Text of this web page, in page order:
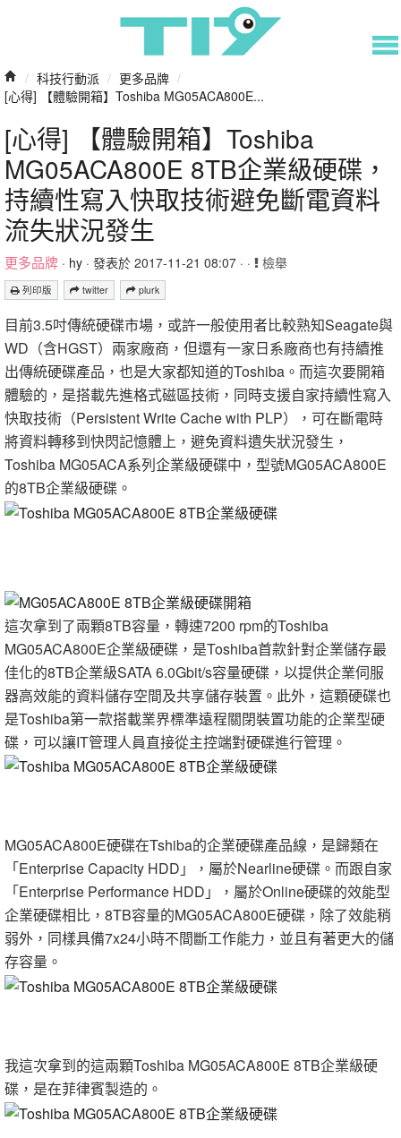
/ 科技行動派 / 更多品牌 /
[心得] 【體驗開箱】Toshiba MG05ACA800E...
[心得] 【體驗開箱】Toshiba
MG05ACA800E 8TB企業級硬碟，
持續性寫入快取技術避免斷電資料
流失狀況發生
更多品牌 · hy · 發表於 2017-11-21 08:07 · · 檢舉
列印版 twitter plurk
目前3.5吋傳統硬碟市場，或許一般使用者比較熟知Seagate與
WD（含HGST）兩家廠商，但還有一家日系廠商也有持續推
出傳統硬碟產品，也是大家都知道的Toshiba。而這次要開箱
體驗的，是搭載先進格式磁區技術，同時支援自家持續性寫入
快取技術（Persistent Write Cache with PLP），可在斷電時
將資料轉移到快閃記憶體上，避免資料遺失狀況發生，
Toshiba MG05ACA系列企業級硬碟中，型號MG05ACA800E
的8TB企業級硬碟。
這次拿到了兩顆8TB容量，轉速7200 rpm的Toshiba
MG05ACA800E企業級硬碟，是Toshiba首款針對企業儲存最
佳化的8TB企業級SATA 6.0Gbit/s容量硬碟，以提供企業伺服
器高效能的資料儲存空間及共享儲存裝置。此外，這顆硬碟也
是Toshiba第一款搭載業界標準遠程關閉裝置功能的企業型硬
碟，可以讓IT管理人員直接從主控端對硬碟進行管理。
MG05ACA800E硬碟在Tshiba的企業硬碟產品線，是歸類在
「Enterprise Capacity HDD」，屬於Nearline硬碟。而跟自家
「Enterprise Performance HDD」，屬於Online硬碟的效能型
企業硬碟相比，8TB容量的MG05ACA800E硬碟，除了效能稍
弱外，同樣具備7x24小時不間斷工作能力，並且有著更大的儲
存容量。
我這次拿到的這兩顆Toshiba MG05ACA800E 8TB企業級硬
碟，是在菲律賓製造的。